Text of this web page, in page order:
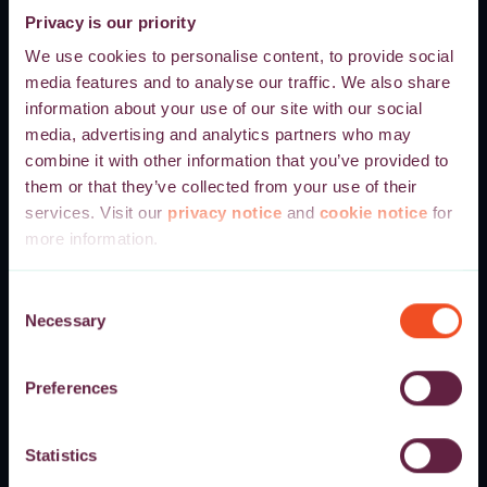
Privacy is our priority
We use cookies to personalise content, to provide social
media features and to analyse our traffic. We also share
information about your use of our site with our social
media, advertising and analytics partners who may
combine it with other information that you’ve provided to
them or that they’ve collected from your use of their
services. Visit our privacy notice and cookie notice for
more information.
who may transfer your personal data to countries outside
the EU/EEA. These countries may not provide for an
adequate level of data protection based on a European
Commission decision, or other appropriate privacy
a local supervisory authority to safeguard personal data,
and no or limited personal data protection or privacy
Selection
Necessary
Preferences
Statistics
Þorbjörg
1